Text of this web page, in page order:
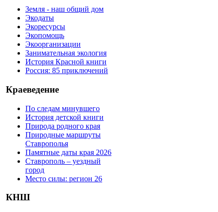
Земля - наш общий дом
Экодаты
Экоресурсы
Экопомощь
Экоорганизации
Занимательная экология
История Красной книги
Россия: 85 приключений
Краеведение
По следам минувшего
История детской книги
Природа родного края
Природные маршруты
Ставрополья
Памятные даты края 2026
Ставрополь – уездный
город
Место силы: регион 26
КНШ